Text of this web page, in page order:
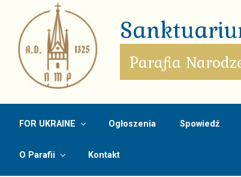
Skip to main content
Parafia
FOR UKRAINE Ogłoszenia Spowiedź
O Parafii Kontakt